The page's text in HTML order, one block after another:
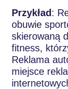
Przykład:
obuwie
skierowaną
fitness,
Reklama
miejsce